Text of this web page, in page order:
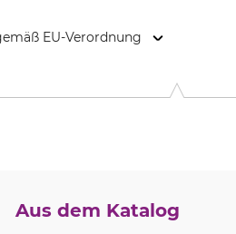
EU-Verordnung
Aus dem Katalog